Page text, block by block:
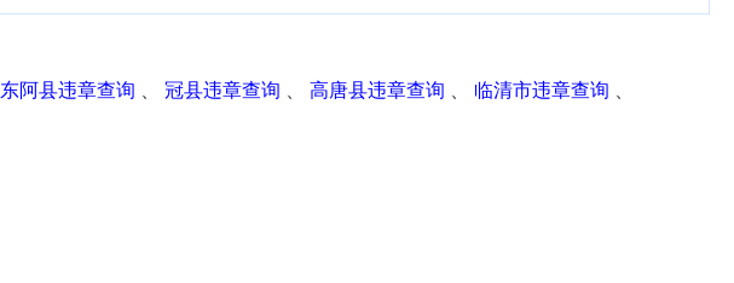
东阿县违章查询 、冠县违章查询 、高唐县违章查询 临清市违章查询